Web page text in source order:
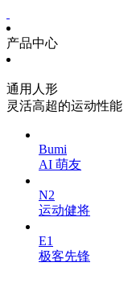
产品中心
通用人形
灵活高超的运动性能
Bumi
AI 萌友
N2
运动健将
E1
极客先锋